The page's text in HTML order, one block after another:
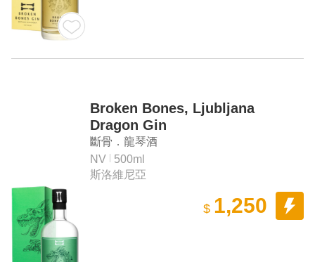
Broken Bones, Ljubljana
Dragon Gin
斷骨．龍琴酒
NV
500ml
斯洛維尼亞
$ 1,250